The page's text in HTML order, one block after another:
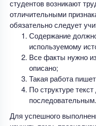
студентов возникают
отличительными
обязательно следует
Содержание
используемому
Все факты нужно
описано;
Такая работа
По структуре
последовательным.
Для успешного